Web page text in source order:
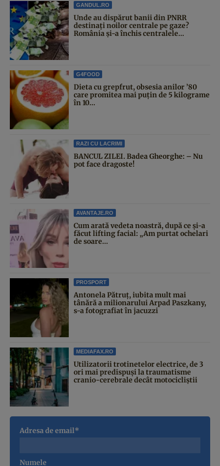
GANDUL.RO
Unde au dispărut banii din PNRR
destinați noilor centrale pe gaze?
România și-a închis centralele...
G4FOOD
Dieta cu grepfrut, obsesia anilor ’80
care promitea mai puțin de 5 kilograme
în 10...
RAZI CU LACRIMI
BANCUL ZILEI. Badea Gheorghe: – Nu
pot face dragoste!
AVANTAJE.RO
Cum arată vedeta noastră, după ce și-a
făcut lifting facial: „Am purtat ochelari
de soare...
PROSPORT
Antonela Pătruț, iubita mult mai
tânără a milionarului Arpad Paszkany,
s-a fotografiat în jacuzzi
MEDIAFAX.RO
Utilizatorii trotinetelor electrice, de 3
ori mai predispuși la traumatisme
cranio-cerebrale decât motocicliștii
Adresa de email*
Numele